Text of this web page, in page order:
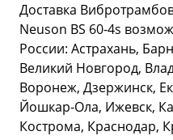
Доставка
Neuson BS 60-4s
России: Астрахань,
Великий Новгород,
Воронеж, Дзержинск,
Йошкар-Ола, Ижевск,
Кострома, Краснодар,